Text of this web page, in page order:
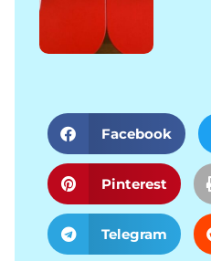
Facebook
Pinterest
Telegram